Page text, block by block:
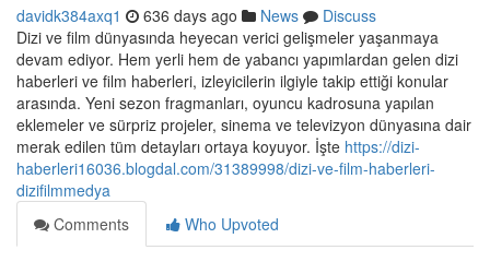
davidk384axq1 636 days ago News
Discuss
Dizi ve film dünyasında heyecan verici gelişmeler yaşanmaya
devam ediyor. Hem yerli hem de yabancı yapımlardan gelen dizi
haberleri ve film haberleri, izleyicilerin ilgiyle takip ettiği konular
arasında. Yeni sezon fragmanları, oyuncu kadrosuna yapılan
eklemeler ve sürpriz projeler, sinema ve televizyon dünyasına dair
merak edilen tüm detayları ortaya koyuyor. İşte https://dizi-
haberleri16036.blogdal.com/31389998/dizi-ve-film-haberleri-
dizifilmmedya
Comments
Who Upvoted